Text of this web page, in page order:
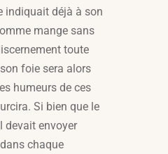
indiquait déjà à son
mange sans
toute
foie sera alors
humeurs de ces
Si bien que le
devait envoyer
chaque